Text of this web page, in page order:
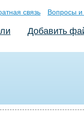
связь Вопросы
Добавить